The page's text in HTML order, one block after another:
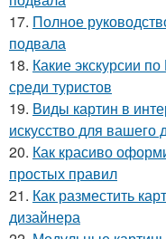
17. Полное
подвала
18. Какие экскурсии
среди туристов
19. Виды картин в
искусство для вашего
20. Как красиво
простых правил
21. Как разместить
дизайнера